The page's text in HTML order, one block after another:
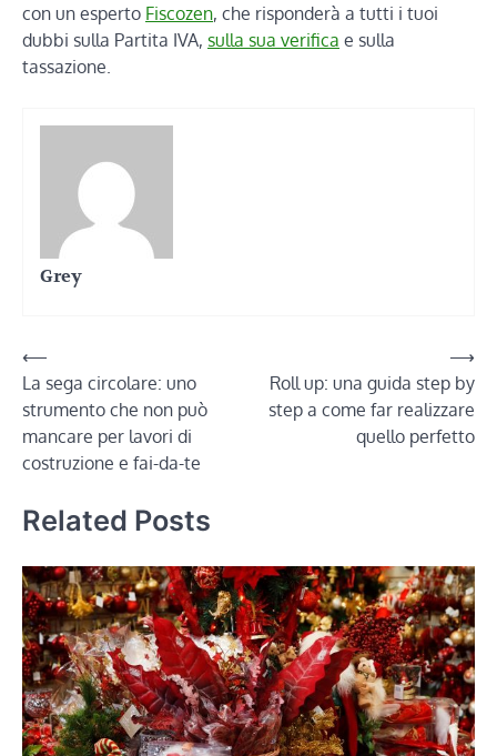
con un esperto Fiscozen, che risponderà a tutti i tuoi
dubbi sulla Partita IVA, sulla sua verifica e sulla
tassazione.
Grey
Navigazione
articoli
⟵
La sega circolare: uno
strumento che non può
mancare per lavori di
costruzione e fai-da-te
Roll up: una guida step by
step a come far realizzare
quello perfetto
⟶
Related Posts